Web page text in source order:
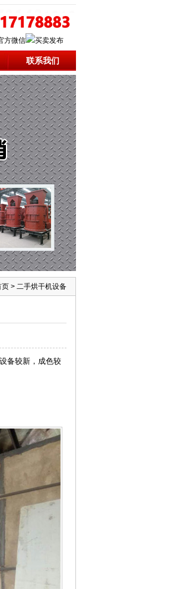
方微信 买卖发布
联系我们
页 > 二手烘干机设备
备较新，成色较